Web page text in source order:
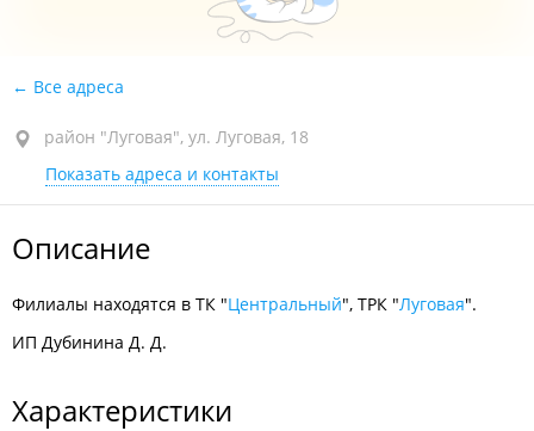
Все адреса
район "Луговая", ул. Луговая, 18
Показать адреса и контакты
Описание
Филиалы находятся в ТК "Центральный", ТРК "Луговая".
ИП Дубинина Д. Д.
Характеристики